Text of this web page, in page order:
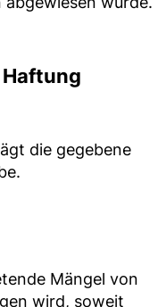
die gegebene
Mängel von
wird, soweit